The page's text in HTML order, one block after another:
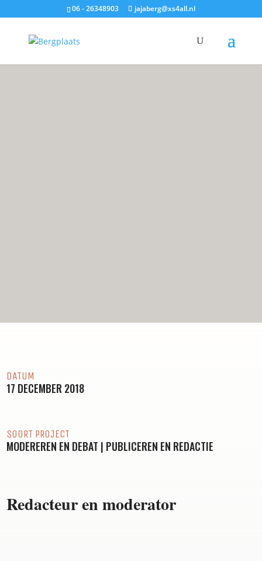
06 - 26348903 jajaberg@xs4all.nl
DATUM
17 DECEMBER 2018
SOORT PROJECT
MODEREREN EN DEBAT | PUBLICEREN EN REDACTIE
Redacteur en moderator